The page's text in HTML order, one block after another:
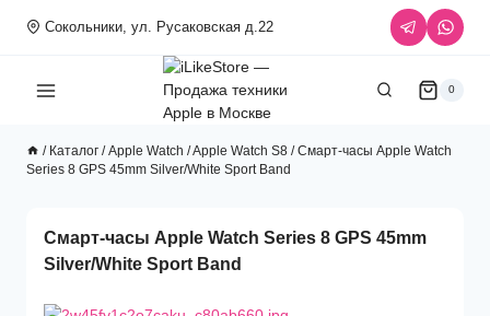
Сокольники, ул. Русаковская д.22
0
/ Каталог / Apple Watch /Apple Watch S8 / Смарт-часы Apple Watch
Series 8 GPS 45mm Silver/White Sport Band
Смарт-часы Apple Watch Series 8 GPS 45mm
Silver/White Sport Band